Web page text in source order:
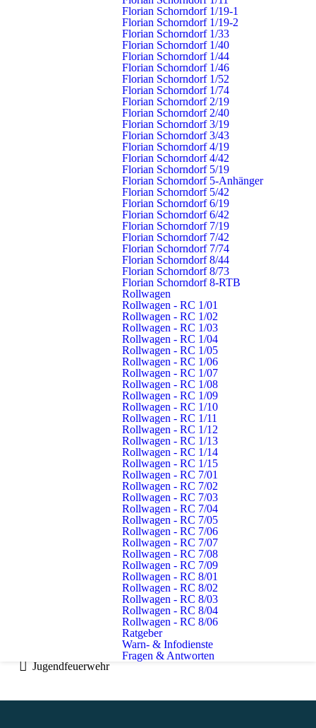
Florian Schorndorf 1/19-1
Florian Schorndorf 1/19-2
Florian Schorndorf 1/33
Florian Schorndorf 1/40
Florian Schorndorf 1/44
Florian Schorndorf 1/46
Florian Schorndorf 1/52
Florian Schorndorf 1/74
Florian Schorndorf 2/19
Florian Schorndorf 2/40
Florian Schorndorf 3/19
Florian Schorndorf 3/43
Florian Schorndorf 4/19
Florian Schorndorf 4/42
Florian Schorndorf 5/19
Florian Schorndorf 5-Anhänger
Florian Schorndorf 5/42
Florian Schorndorf 6/19
Florian Schorndorf 6/42
Florian Schorndorf 7/19
Florian Schorndorf 7/42
Florian Schorndorf 7/74
Florian Schorndorf 8/44
Florian Schorndorf 8/73
Florian Schorndorf 8-RTB
Rollwagen
Rollwagen - RC 1/01
Rollwagen - RC 1/02
Rollwagen - RC 1/03
Rollwagen - RC 1/04
Rollwagen - RC 1/05
Rollwagen - RC 1/06
Rollwagen - RC 1/07
Rollwagen - RC 1/08
Rollwagen - RC 1/09
Rollwagen - RC 1/10
Rollwagen - RC 1/11
Rollwagen - RC 1/12
Rollwagen - RC 1/13
Rollwagen - RC 1/14
Rollwagen - RC 1/15
Rollwagen - RC 7/01
Rollwagen - RC 7/02
Rollwagen - RC 7/03
Rollwagen - RC 7/04
Rollwagen - RC 7/05
Rollwagen - RC 7/06
Rollwagen - RC 7/07
Rollwagen - RC 7/08
Rollwagen - RC 7/09
Rollwagen - RC 8/01
Rollwagen - RC 8/02
Rollwagen - RC 8/03
Rollwagen - RC 8/04
Rollwagen - RC 8/06
Ratgeber
Warn- & Infodienste
Fragen & Antworten
Dienstbesprechung / Ausschuss / Sitzung
13.11.2026, 19:00 Uhr
Schulübung
21.11.2026, 18:00 Uhr
Dienstbesprechung / Ausschuss / Sitzung
23.11.2026, 19:30 Uhr
Atemschutzübung
27.11.2026, 19:00 Uhr
Einsatzübung
Dezember 2026
11.12.2026, 19:00 Uhr
Jahresabschluss
15.01.2027, 19:00 Uhr
Schulübung
29.01.2027, 19:30 Uhr
Hauptversammlung
Abteilung Schlichten
Jugendfeuerwehr